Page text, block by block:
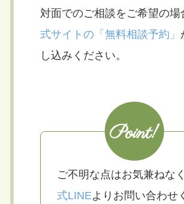
対面でのご相談をご希望の場
式サイトの「無料相談予約」
し込みください。
Point!
ご不明な点はお気兼ねなく
式LINEよりお問い合わせ